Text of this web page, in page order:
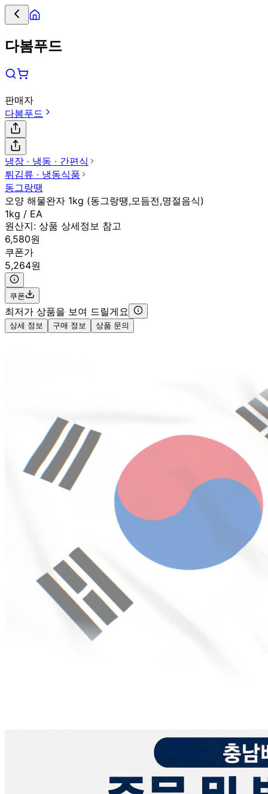
다봄푸드
판매자
다봄푸드
냉장 ∙ 냉동 ∙ 간편식
튀김류 ∙ 냉동식품
동그랑땡
오양 해물완자 1kg (동그랑땡,모듬전,명절음식)
1kg / EA
원산지: 상품 상세정보 참고
6,580원
쿠폰가
5,264원
쿠폰
최저가 상품을 보여 드릴게요
상세 정보 구매 정보 상품 문의